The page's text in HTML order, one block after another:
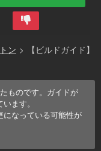
ン >
【ビルドガイド】
ものです。ガイドが
ます。
になっている可能性が